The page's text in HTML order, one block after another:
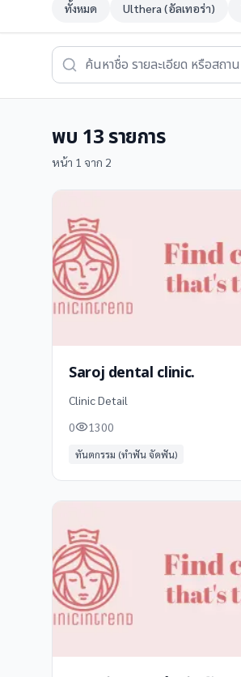
ทั้งหมด Ulthera (อัลเทอร่า)
พบ 13รายการ
หน้า 1 จาก 2
Saroj dental clinic.
Clinic Detail
0
1300
ทันตกรรม (ทำฟัน จัดฟัน)